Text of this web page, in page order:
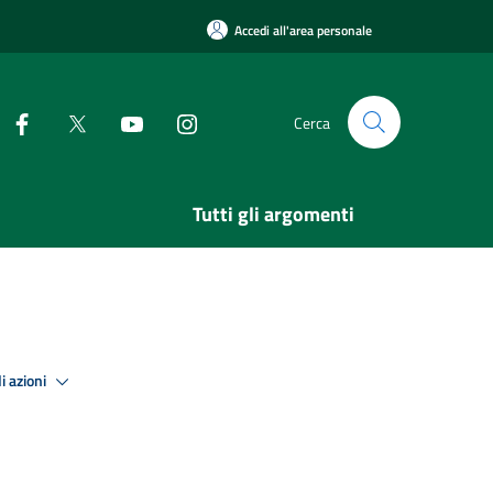
Accedi all'area personale
Cerca
Tutti gli argomenti
azioni